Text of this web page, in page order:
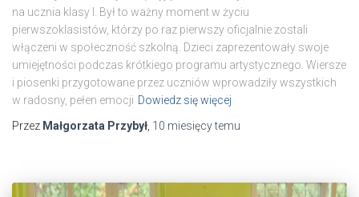
na ucznia klasy I. Był to ważny moment w życiu
pierwszoklasistów, którzy po raz pierwszy oficjalnie zostali
włączeni w społeczność szkolną. Dzieci zaprezentowały swoje
umiejętności podczas krótkiego programu artystycznego. Wiersze
i piosenki przygotowane przez uczniów wprowadziły wszystkich
w radosny, pełen emocji Dowiedz się więcej
Przez Małgorzata Przybył 10 miesięcytemu